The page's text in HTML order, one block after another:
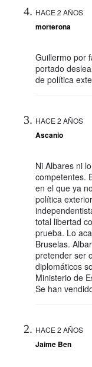
HACE 2 AÑOS
morterona
Guillermo por
portado
de política
HACE 2 AÑOS
Ascanio
Ni Albares ni
competentes.
en el que ya
política
total libertad
prueba. Lo
Bruselas.
pretender ser
diplomáticos
Ministerio de
Se han
HACE 2 AÑOS
Jaime Ben